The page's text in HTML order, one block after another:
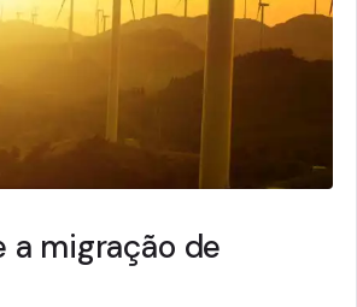
a migração de